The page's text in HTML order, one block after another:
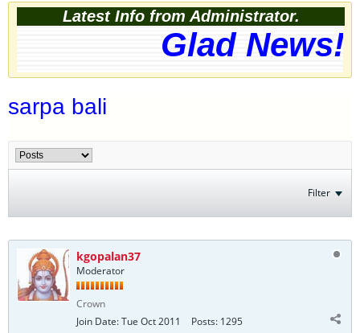
Latest Info from Administrator.
Glad
sarpa bali
Filter
kgopalan37
Moderator
Crown
Join Date:Tue Oct 2011 Posts: 1295